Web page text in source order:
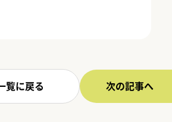
覧に戻る 次の記事へ